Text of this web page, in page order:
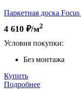
Паркетная доска
4 610 ₽/м2
Условия покупки:
Без монтажа
Купить
Подробнее